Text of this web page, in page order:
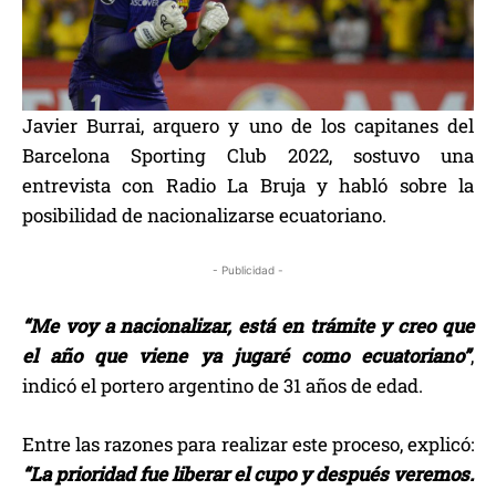
Javier Burrai, arquero y uno de los capitanes del
Barcelona Sporting Club 2022, sostuvo una
entrevista con Radio La Bruja y habló sobre la
posibilidad de nacionalizarse ecuatoriano.
- Publicidad -
“Me voy a nacionalizar, está en trámite y creo que
el año que viene ya jugaré como ecuatoriano”,
indicó el portero argentino de 31 años de edad.
Entre las razones para realizar este proceso, explicó:
“La prioridad fue liberar el cupo y después veremos.